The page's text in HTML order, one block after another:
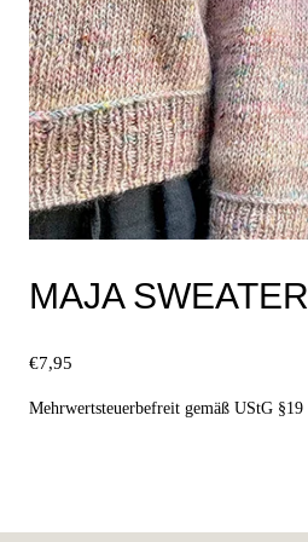
MAJA SWEATER
€7,95
Mehrwertsteuerbefreit gemäß UStG §19